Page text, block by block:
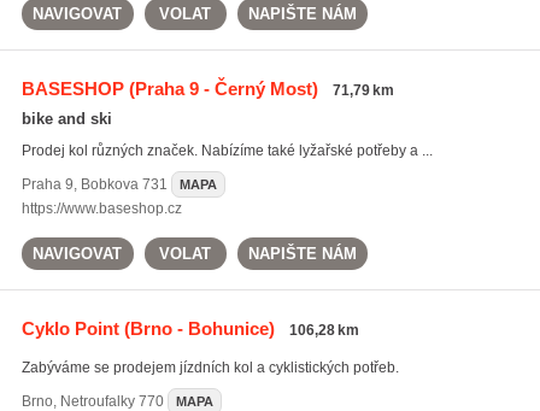
Všechny související štítky
NAVIGOVAT VOLAT NAPIŠTE NÁM
BASESHOP(Praha 9 - Černý Most) 71,79 km
bike and ski
Prodej kol různých značek. Nabízíme také lyžařské potřeby a ...
Praha 9, Bobkova 731 MAPA
https://www.baseshop.cz
NAVIGOVAT VOLAT NAPIŠTE NÁM
Cyklo Point(Brno - Bohunice) 106,28 km
Zabýváme se prodejem jízdních kol a cyklistických potřeb.
Brno, Netroufalky 770 MAPA